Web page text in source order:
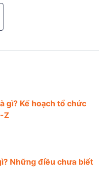
gì? Kế hoạch tổ chức
Z
Những điều chưa biết